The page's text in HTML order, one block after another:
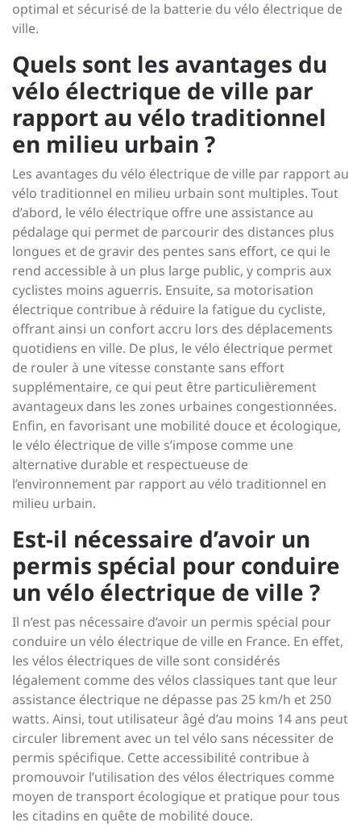
optimal et sécurisé de la batterie du vélo électrique de
ville.
Quels sont les avantages du
vélo électrique de ville par
rapport au vélo traditionnel
en milieu urbain ?
Les avantages du vélo électrique de ville par rapport au
vélo traditionnel en milieu urbain sont multiples. Tout
d’abord, le vélo électrique offre une assistance au
pédalage qui permet de parcourir des distances plus
longues et de gravir des pentes sans effort, ce qui le
rend accessible à un plus large public, y compris aux
cyclistes moins aguerris. Ensuite, sa motorisation
électrique contribue à réduire la fatigue du cycliste,
offrant ainsi un confort accru lors des déplacements
quotidiens en ville. De plus, le vélo électrique permet
de rouler à une vitesse constante sans effort
supplémentaire, ce qui peut être particulièrement
avantageux dans les zones urbaines congestionnées.
Enfin, en favorisant une mobilité douce et écologique,
le vélo électrique de ville s’impose comme une
alternative durable et respectueuse de
l’environnement par rapport au vélo traditionnel en
milieu urbain.
Est-il nécessaire d’avoir un
permis spécial pour conduire
un vélo électrique de ville ?
Il n’est pas nécessaire d’avoir un permis spécial pour
conduire un vélo électrique de ville en France. En effet,
les vélos électriques de ville sont considérés
légalement comme des vélos classiques tant que leur
assistance électrique ne dépasse pas 25 km/h et 250
watts. Ainsi, tout utilisateur âgé d’au moins 14 ans peut
circuler librement avec un tel vélo sans nécessiter de
permis spécifique. Cette accessibilité contribue à
promouvoir l’utilisation des vélos électriques comme
moyen de transport écologique et pratique pour tous
les citadins en quête de mobilité douce.